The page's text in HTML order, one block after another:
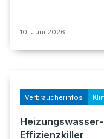
10. Juni 2026
Verbraucherinfos
Effizienzkiller